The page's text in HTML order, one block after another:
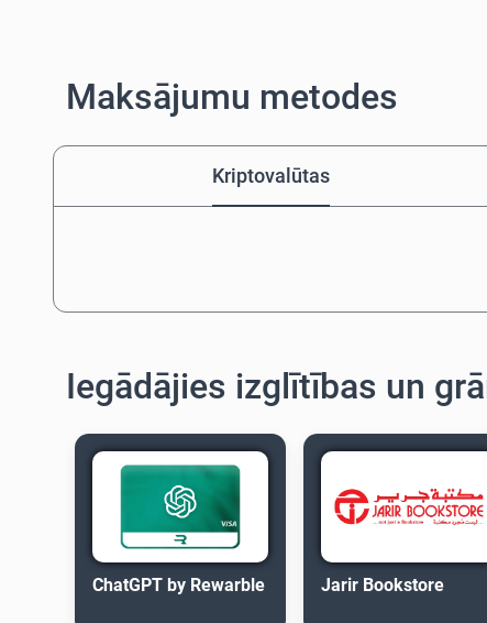
Maksājumu metodes
Kriptovalūtas
Iegādājies izglītības un
ChatGPT by Rewarble Jarir Bookstore